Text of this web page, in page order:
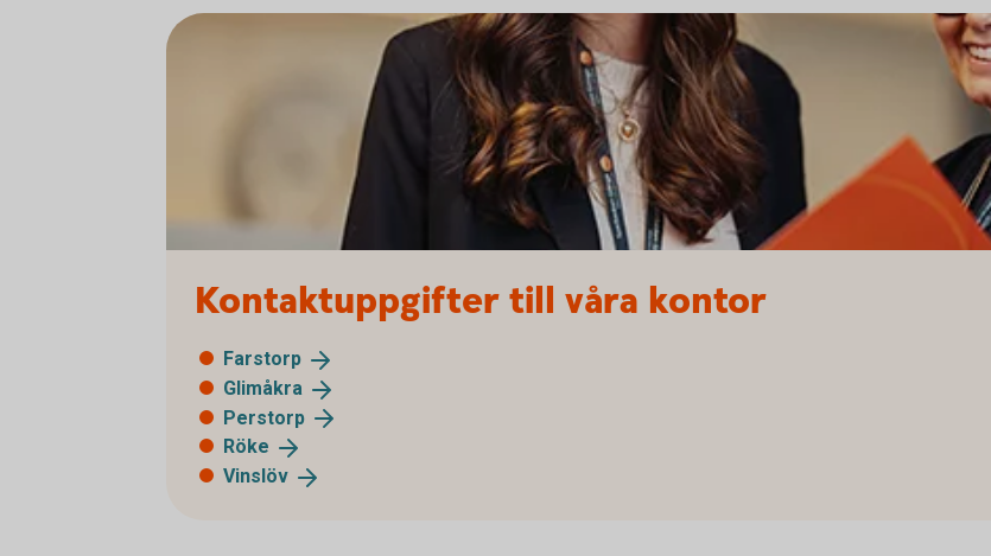
Kontaktuppgifter till våra kontor
Farstorp
Glimåkra
Perstorp
Röke
Vinslöv